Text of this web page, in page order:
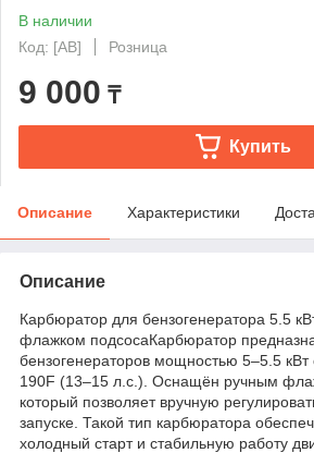
В наличии
Код: [AB]
Розница
9 000 ₸
Купить
Описание Характеристики
Описание
Карбюратор для бензогенератора 5.5
флажком подсосаКарбюратор
бензогенераторов мощностью 5–5.5 кВт
190F (13–15 л.с.). Оснащён ручным
который позволяет вручную
запуске. Такой тип карбюратора
холодный старт и стабильную работу